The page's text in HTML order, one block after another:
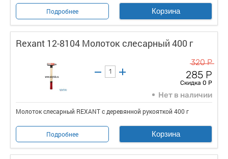
Подробнее Корзина
Rexant 12-8104 Молоток слесарный 400 г
320 Р
285 Р
Скидка 0 Р
Нет в наличии
Молоток слесарный REXANT с деревянной рукояткой 400 г
Подробнее Корзина